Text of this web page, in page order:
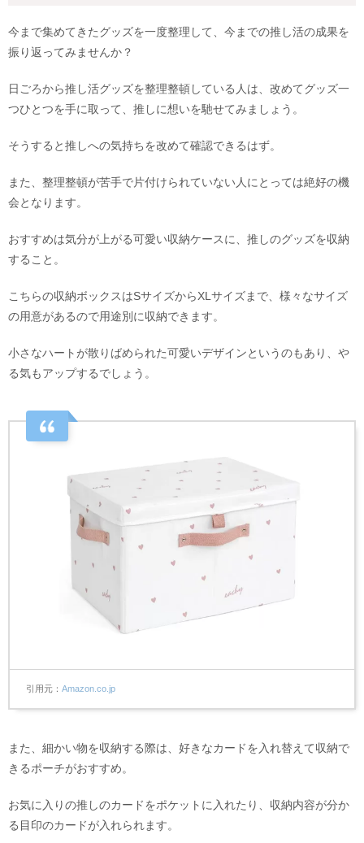
今まで集めてきたグッズを一度整理して、今までの推し活の成果を
振り返ってみませんか？
日ごろから推し活グッズを整理整頓している人は、改めてグッズ一
つひとつを手に取って、推しに想いを馳せてみましょう。
そうすると推しへの気持ちを改めて確認できるはず。
また、整理整頓が苦手で片付けられていない人にとっては絶好の機
会となります。
おすすめは気分が上がる可愛い収納ケースに、推しのグッズを収納
すること。
こちらの収納ボックスはSサイズからXLサイズまで、様々なサイズ
の用意があるので用途別に収納できます。
小さなハートが散りばめられた可愛いデザインというのもあり、や
る気もアップするでしょう。
引用元 Amazon.co.jp
また、細かい物を収納する際は、好きなカードを入れ替えて収納で
きるポーチがおすすめ。
お気に入りの推しのカードをポケットに入れたり、収納内容が分か
る目印のカードが入れられます。